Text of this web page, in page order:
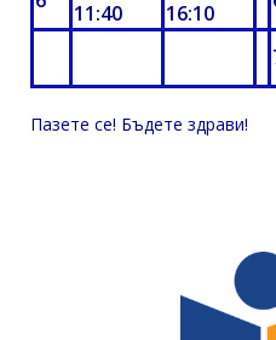
11:40
16:10
Пазете се! Бъдете здрави!